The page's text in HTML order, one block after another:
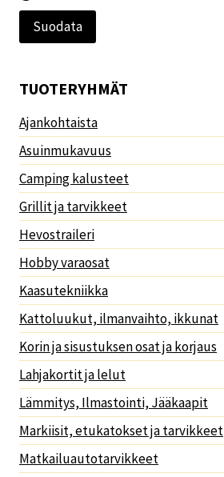
Suodata
TUOTERYHMÄT
Ajankohtaista
Asuinmukavuus
Camping kalusteet
Grillit ja tarvikkeet
Hevostraileri
Hobby varaosat
Kaasutekniikka
Kattoluukut, ilmanvaihto, ikkunat
Korin ja sisustuksen osat ja korjaus
Lahjakortit ja lelut
Lämmitys, Ilmastointi, Jääkaapit
Markiisit, etukatokset ja tarvikkeet
Matkailuautotarvikkeet